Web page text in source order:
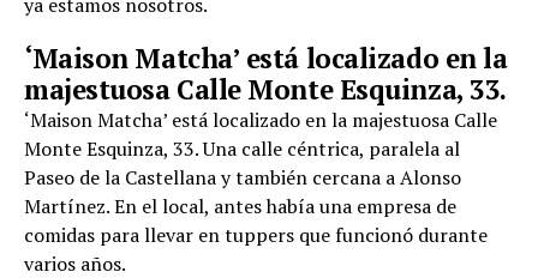
‘Maison Matcha’ está localizado en la
majestuosa Calle Monte Esquinza, 33.
‘Maison Matcha’ está localizado en la majestuosa Calle
Monte Esquinza, 33. Una calle céntrica, paralela al
Paseo de la Castellana y también cercana a Alonso
Martínez. En el local, antes había una empresa de
comidas para llevar en tuppers que funcionó durante
varios años.